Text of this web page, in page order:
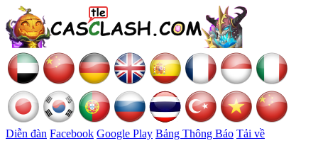
Diễn đàn Facebook Google Play Bảng Thông Báo Tải về